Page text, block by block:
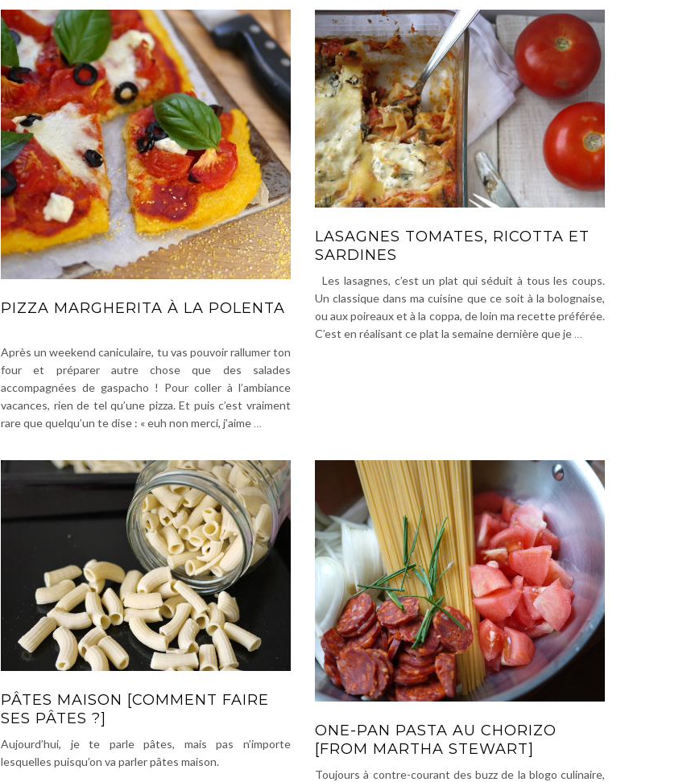
PIZZA MARGHERITA À LA POLENTA
Après un weekend caniculaire, tu vas pouvoir rallumer ton
four et préparer autre chose que des salades
accompagnées de gaspacho ! Pour coller à l’ambiance
vacances, rien de tel qu’une pizza. Et puis c’est vraiment
rare que quelqu’un te dise : « euh non merci, j’aime …
LASAGNES TOMATES, RICOTTA ET
SARDINES
Les lasagnes, c’est un plat qui séduit à tous les coups.
Un classique dans ma cuisine que ce soit à la bolognaise,
ou aux poireaux et à la coppa, de loin ma recette préférée.
C’est en réalisant ce plat la semaine dernière que je …
PÂTES MAISON [COMMENT FAIRE
SES PÂTES ?]
Aujourd’hui, je te parle pâtes, mais pas n’importe
lesquelles puisqu’on va parler pâtes maison.
ONE-PAN PASTA AU CHORIZO
[FROM MARTHA STEWART]
Toujours à contre-courant des buzz de la blogo culinaire,